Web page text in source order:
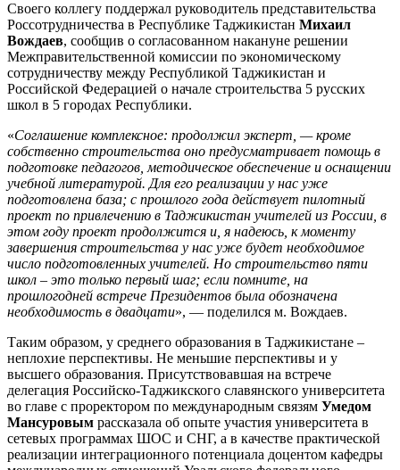
Своего коллегу поддержал руководитель представительства
Россотрудничества в Республике Таджикистан Михаил
Вождаев, сообщив о согласованном накануне решении
Межправительственной комиссии по экономическому
сотрудничеству между Республикой Таджикистан и
Российской Федерацией о начале строительства 5 русских
школ в 5 городах Республики.
«Соглашение комплексное: продолжил эксперт, — кроме
собственно строительства оно предусматривает помощь в
подготовке педагогов, методическое обеспечение и оснащении
учебной литературой. Для его реализации у нас уже
подготовлена база; с прошлого года действует пилотный
проект по привлечению в Таджикистан учителей из России, в
этом году проект продолжится и, я надеюсь, к моменту
завершения строительства у нас уже будет необходимое
число подготовленных учителей. Но строительство пяти
школ – это только первый шаг; если помните, на
прошлогодней встрече Президентов была обозначена
необходимость в двадцати», — поделился м. Вождаев.
Таким образом, у среднего образования в Таджикистане –
неплохие перспективы. Не меньшие перспективы и у
высшего образования. Присутствовавшая на встрече
делегация Российско-Таджикского славянского университета
во главе с проректором по международным связям Умедом
Мансуровым рассказала об опыте участия университета в
сетевых программах ШОС и СНГ, а в качестве практической
реализации интеграционного потенциала доцентом кафедры